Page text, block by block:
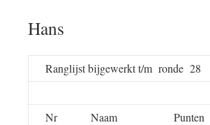
Hans
Ranglijst bijgewerkt t/m ronde 28
Nr Naam Punten